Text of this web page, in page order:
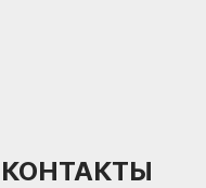
КОНТАКТЫ